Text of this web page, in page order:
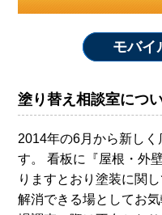
モバイ
塗り替え相談室につ
2014年の6月から新し
す。 看板に『屋根・外
りますとおり塗装に関
解消できる場としてお